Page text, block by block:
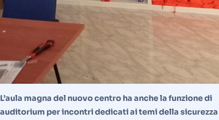
L’aula magna del nuovo centro ha anche la funzione di
auditorium per incontri dedicati ai temi della sicurezza